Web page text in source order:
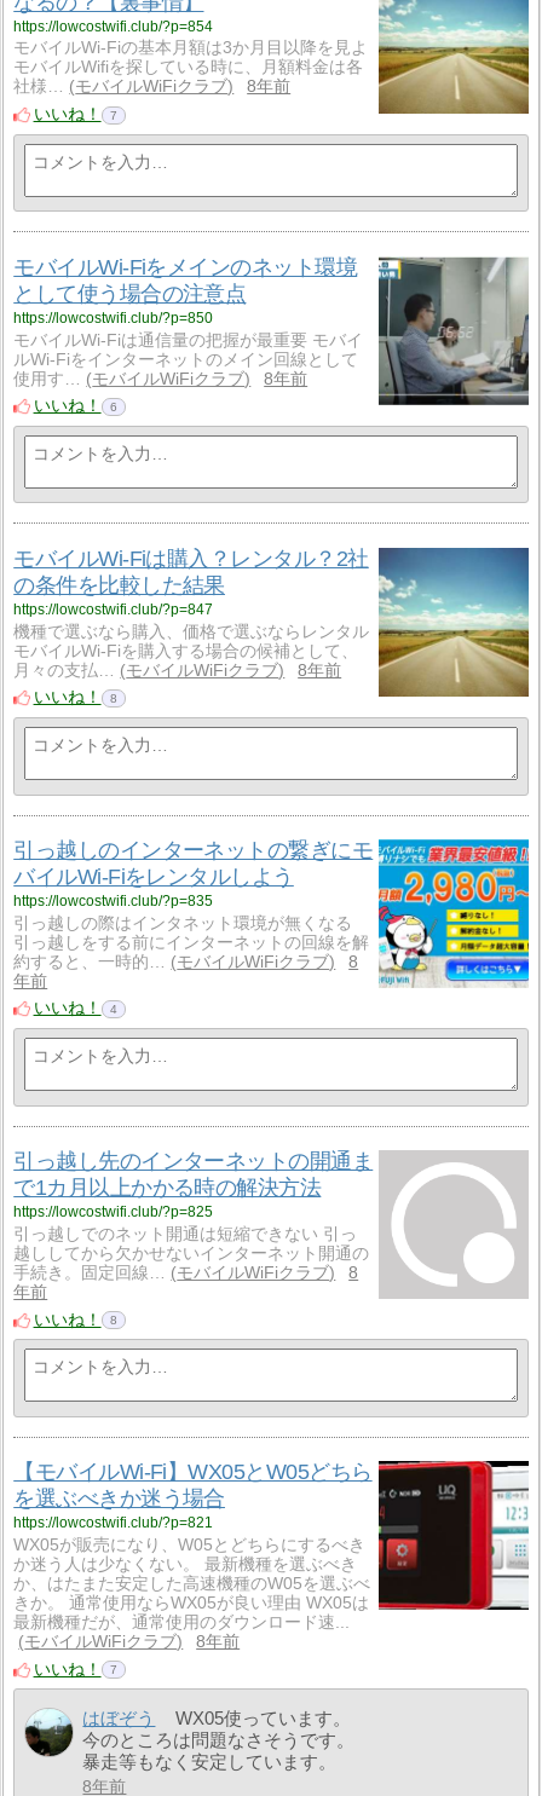
https://lowcostwifi.club/?p=854
モバイルWi-Fiの基本月額は3か月目以降を見よ
モバイルWifiを探している時に、月額料金は各
社様…
モバイルWiFiクラブ
8年前
いいね！
7
モバイルWi-Fiをメインのネット環境
として使う場合の注意点
https://lowcostwifi.club/?p=850
モバイルWi-Fiは通信量の把握が最重要 モバイ
ルWi-Fiをインターネットのメイン回線として
使用す…
モバイルWiFiクラブ
8年前
いいね！
6
モバイルWi-Fiは購入？レンタル？2社
の条件を比較した結果
https://lowcostwifi.club/?p=847
機種で選ぶなら購入、価格で選ぶならレンタル
モバイルWi-Fiを購入する場合の候補として、
月々の支払…
モバイルWiFiクラブ
8年前
いいね！
8
引っ越しのインターネットの繋ぎにモ
バイルWi-Fiをレンタルしよう
https://lowcostwifi.club/?p=835
引っ越しの際はインタネット環境が無くなる
引っ越しをする前にインターネットの回線を解
約すると、一時的…
モバイルWiFiクラブ
8
年前
いいね！
4
引っ越し先のインターネットの開通ま
で1カ月以上かかる時の解決方法
https://lowcostwifi.club/?p=825
引っ越しでのネット開通は短縮できない 引っ
越ししてから欠かせないインターネット開通の
手続き。固定回線…
モバイルWiFiクラブ
8
年前
いいね！
8
【モバイルWi-Fi】WX05とW05どちら
を選ぶべきか迷う場合
https://lowcostwifi.club/?p=821
WX05が販売になり、W05とどちらにするべき
か迷う人は少なくない。 最新機種を選ぶべき
か、はたまた安定した高速機種のW05を選ぶべ
きか。 通常使用ならWX05が良い理由 WX05は
最新機種だが、通常使用のダウンロード速...
モバイルWiFiクラブ
8年前
いいね！
7
はぼぞう
WX05使っています。
今のところは問題なさそうです。
暴走等もなく安定しています。
8年前